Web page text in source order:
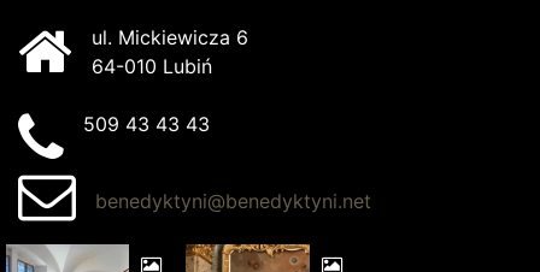
ul. Mickiewicza 6
64-010 Lubiń
509 43 43 43
benedyktyni@benedyktyni.net